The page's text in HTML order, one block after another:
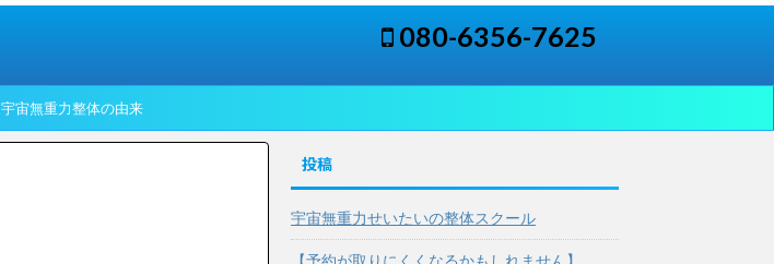
080-6356-7625
宇宙無重力整体の由来
投稿
宇宙無重力せいたいの整体スクール
【予約が取りにくくなるかもしれません】